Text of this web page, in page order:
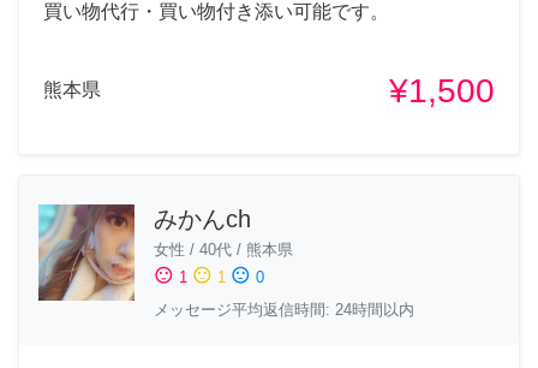
買い物代行・買い物付き添い可能です。
熊本県 ¥1,500
みかんch
女性 / 40代 / 熊本県
sentiment_satisfied 1 sentiment_neutral 1 sentiment_dissatisfied 0
メッセージ平均返信時間: 24時間以内